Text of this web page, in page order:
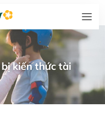
kiến thức tài